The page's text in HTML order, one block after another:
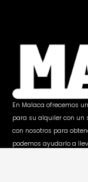
En Malaca ofrecemos
para su alquiler con un
con nosotros para
podemos ayudarlo a